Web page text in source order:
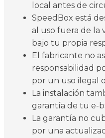
local antes de
SpeedBox está
al uso fuera de la
bajo tu propia
El fabricante no
responsabilidad
por un uso ilegal
La instalación
garantía de tu e-
La garantía no
por una